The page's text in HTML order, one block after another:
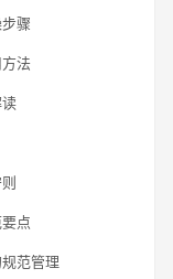
骤
法
点
范管理